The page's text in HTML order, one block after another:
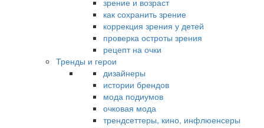
зрение и возраст
как сохранить зрение
коррекция зрения у детей
проверка остроты зрения
рецепт на очки
Тренды и герои
дизайнеры
истории брендов
мода подиумов
очковая мода
трендсеттеры, кино, инфлюенсеры